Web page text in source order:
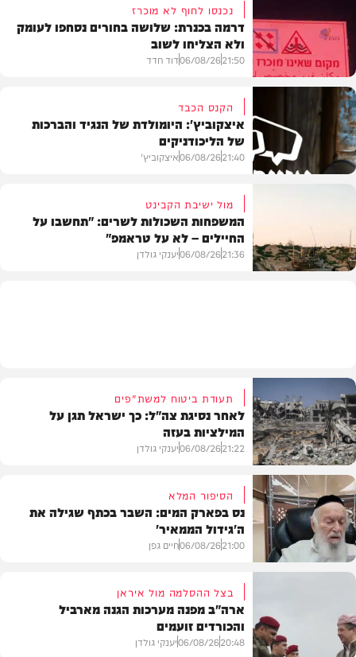
בארץ
נכנסו לחוף לא מוכרז
דרמה בכנרת: שלושה בחורים נסחפו לעומק
ולא הצליחו לשוב
21:50
06/08/26דוד חדד
חדשות
הקנס הכבד
איצקוביץ': היומולדת של הנגיד והברכות
של הליכודניקים
21:40
06/08/26איצקוביץ'
מול ישיבת הקבינט
המשפחות השכולות לשרים: "תחשבו על
החיילים – לא על טראמפ"
21:36
06/08/26יענקי גולדן
צבא וביטחון
תעודת ביטוח למשת"פים
לאחר נסיגת צה"ל: כך ישראל תגן על
המילציות בעזה
21:22
06/08/26יענקי גולדן
הסיפור המלא
נס בפארק המים: השבר בכתף שגילה את
ה'גידול הממאיר'
21:00
06/08/26חיים גפן
בצל ההסלמה מול איראן
ארה"ב מפנה מערכות הגנה מארביל
והכורדים זועמים
20:48
06/08/26יענקי גולדן